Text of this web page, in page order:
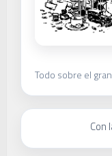
Todo sobre el
Con